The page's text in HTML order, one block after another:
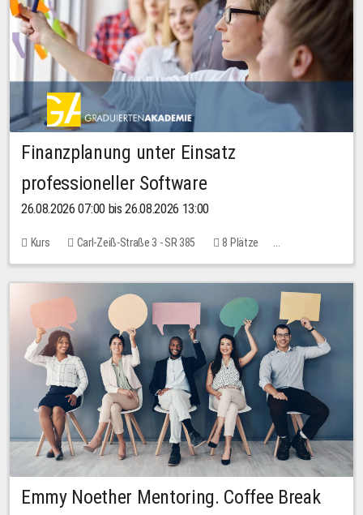
Finanzplanung unter Einsatz
professioneller Software
26.08.2026 07:00 bis 26.08.2026 13:00
Kurs Carl-Zeiß-Straße 3 - SR 385
8 Plätze
20,00 EUR
Emmy Noether Mentoring. Coffee Break